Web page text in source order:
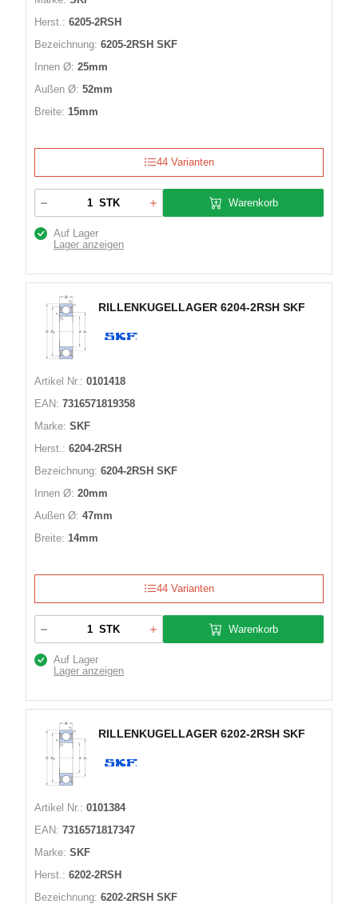
Herst.: 6205-2RSH
Bezeichnung: 6205-2RSH SKF
Innen Ø: 25mm
Außen Ø: 52mm
Breite: 15mm
44 Varianten
STK Warenkorb
Auf Lager
Lager anzeigen
RILLENKUGELLAGER 6204-2RSH SKF
Artikel Nr.: 0101418
EAN: 7316571819358
Marke: SKF
Herst.: 6204-2RSH
Bezeichnung: 6204-2RSH SKF
Innen Ø: 20mm
Außen Ø: 47mm
Breite: 14mm
44 Varianten
STK Warenkorb
Auf Lager
Lager anzeigen
RILLENKUGELLAGER 6202-2RSH SKF
Artikel Nr.: 0101384
EAN: 7316571817347
Marke: SKF
Herst.: 6202-2RSH
Bezeichnung: 6202-2RSH SKF